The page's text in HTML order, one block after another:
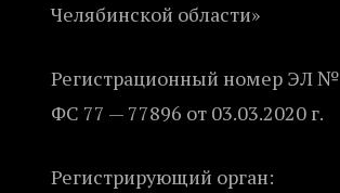
Челябинской области»
Регистрационный номер ЭЛ №
ФС 77 — 77896 от 03.03.2020 г.
Регистрирующий орган: